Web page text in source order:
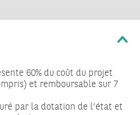
60% du coût du projet
et remboursable sur 7
par la dotation de l’état et